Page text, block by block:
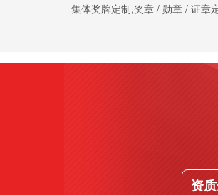
集体奖牌定制,奖章 / 勋章 / 证章
资